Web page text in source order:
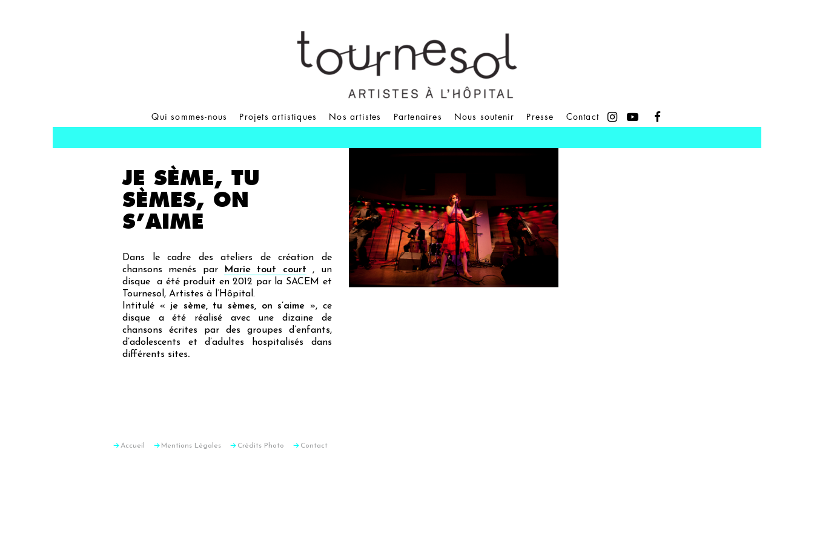
Qui sommes-nous Projets artistiques Nos artistes Partenaires Nous soutenir Presse Contact
JE SÈME, TU
SÈMES, ON
S’AIME
Dans le cadre des ateliers de création de
chansons menés par
Marie tout court , un
disque a été produit en 2012 par la SACEM et
Tournesol, Artistes à l’Hôpital.
Intitulé « je sème, tu sèmes, on s’aime », ce
disque a été réalisé avec une dizaine de
chansons écrites par des groupes d’enfants,
d’adolescents et d’adultes hospitalisés dans
différents sites.
Accueil Mentions Légales Crédits Photo Contact